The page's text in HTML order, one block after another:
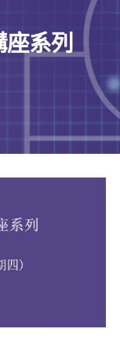
座系列